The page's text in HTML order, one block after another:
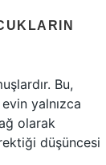
Bu,
yalnızca
olarak
düşüncesi